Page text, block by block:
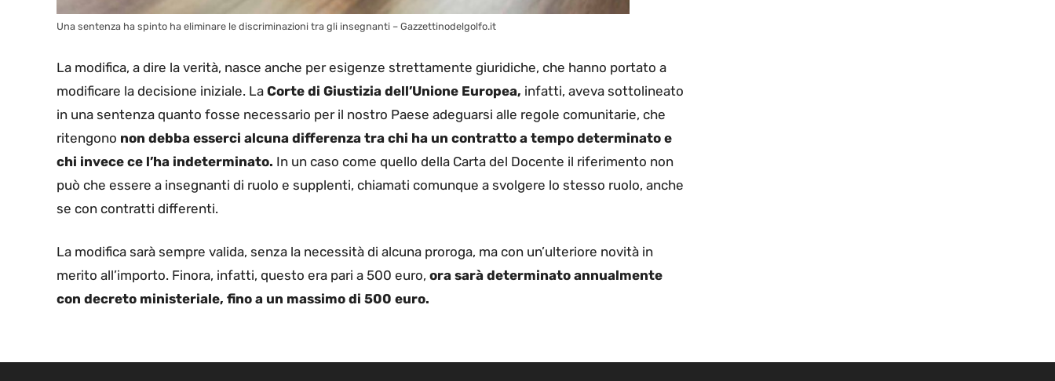
Una sentenza ha spinto ha eliminare le discriminazioni tra gli insegnanti – Gazzettinodelgolfo.it
La modifica, a dire la verità, nasce anche per esigenze strettamente giuridiche, che hanno portato a
modificare la decisione iniziale. La Corte di Giustizia dell’Unione Europea, infatti, aveva sottolineato
in una sentenza quanto fosse necessario per il nostro Paese adeguarsi alle regole comunitarie, che
ritengono non debba esserci alcuna differenza tra chi ha un contratto a tempo determinato e
chi invece ce l’ha indeterminato. In un caso come quello della Carta del Docente il riferimento non
può che essere a insegnanti di ruolo e supplenti, chiamati comunque a svolgere lo stesso ruolo, anche
se con contratti differenti.
La modifica sarà sempre valida, senza la necessità di alcuna proroga, ma con un’ulteriore novità in
merito all’importo. Finora, infatti, questo era pari a 500 euro, ora sarà determinato annualmente
con decreto ministeriale, fino a un massimo di 500 euro.